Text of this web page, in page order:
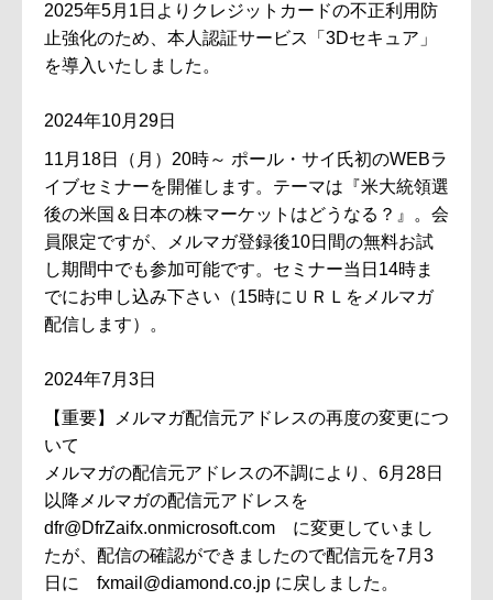
2025年5月1日よりクレジットカードの不正利用防
止強化のため、本人認証サービス「3Dセキュア」
を導入いたしました。
2024年10月29日
11月18日（月）20時～ ポール・サイ氏初のWEBラ
イブセミナーを開催します。テーマは『米大統領選
後の米国＆日本の株マーケットはどうなる？』。会
員限定ですが、メルマガ登録後10日間の無料お試
し期間中でも参加可能です。セミナー当日14時ま
でにお申し込み下さい（15時にＵＲＬをメルマガ
配信します）。
2024年7月3日
【重要】メルマガ配信元アドレスの再度の変更につ
いて
メルマガの配信元アドレスの不調により、6月28日
以降メルマガの配信元アドレスを
dfr@DfrZaifx.onmicrosoft.com に変更していまし
たが、配信の確認ができましたので配信元を7月3
日に fxmail@diamond.co.jp に戻しました。